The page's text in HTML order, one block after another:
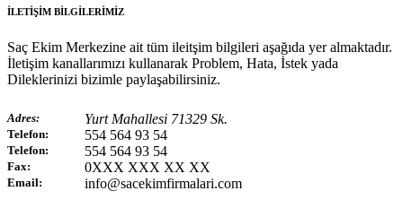
İLETİŞİM BİLGİLERİMİZ
Saç Ekim Merkezine ait tüm ileitşim bilgileri aşağıda yer almaktadır.
İletişim kanallarımızı kullanarak Problem, Hata, İstek yada
Dileklerinizi bizimle paylaşabilirsiniz.
Adres: Yurt Mahallesi 71329 Sk.
Telefon: 554 564 93 54
Telefon: 554 564 93 54
Fax: 0XXX XXX XX XX
Email: info@sacekimfirmalari.com